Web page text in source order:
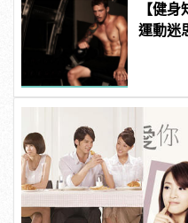
【健
運動迷